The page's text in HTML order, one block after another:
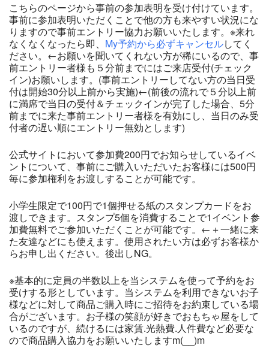
こちらのページから事前の参加表明を受け付けています。
事前に参加表明いただくことで他の方も来やすい状況にな
りますので事前エントリー協力お願いいたします。※来れ
なくなくなったら即、 My予約から必ずキャンセルしてく
ださい。←お願いを聞いてくれない方が稀にいるので、事
前エントリー者様も５分前までにはご来店受付(チェック
イン)お願いします。(事前エントリーしてない方の当日受
付は開始30分以上前から実施)←(前後の流れで５分以上前
に満席で当日の受付＆チェックインが完了した場合、5分
前までに来た事前エントリー者様を有効にし、当日のみ受
付者の遅い順にエントリー無効とします)
公式サイトにおいて参加費200円でお知らせしているイベ
ントについて、事前にご購入いただいたお客様には500円
毎に参加権利をお渡しすることが可能です。
小学生限定で100円で1個押せる紙のスタンプカードをお
渡しできます。スタンプ5個を消費することで1イベント参
加費無料でご参加いただくことが可能です。←＋一緒に来
た友達などにも使えます。使用されたい方は必ずお客様か
らお申し出ください。後出しNG。
※基本的に定員の半数以上を当システムを使って予約をお
受けする形としています。当システムを利用できないお子
様などに対して商品ご購入時にご招待をお約束している場
合がございます。お子様の笑顔が好きでおもちゃ屋をして
いるのですが、続けるには家賃.光熱費.人件費など必要な
ので商品購入協力をお願いいたしますm(__)m